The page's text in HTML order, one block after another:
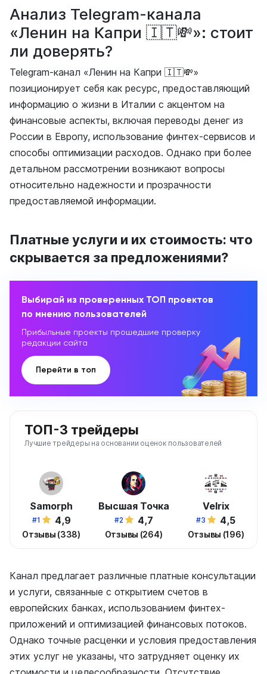
Анализ Telegram-канала
«Ленин на Капри 🇮🇹💸»: стоит
ли доверять?
Telegram-канал «Ленин на Капри 🇮🇹💸»
позиционирует себя как ресурс, предоставляющий
информацию о жизни в Италии с акцентом на
финансовые аспекты, включая переводы денег из
России в Европу, использование финтех-сервисов и
способы оптимизации расходов. Однако при более
детальном рассмотрении возникают вопросы
относительно надежности и прозрачности
предоставляемой информации.
Платные услуги и их стоимость: что
скрывается за предложениями?
Выбирай из проверенных ТОП проектов
по мнению пользователей
Прибыльные проекты прошедшие проверку
редакции сайта
Перейти в топ
ТОП-3 трейдеры
Лучшие трейдеры на основании оценок пользователей
Samorph
#1 4,9
Отзывы (338)
Высшая Точка
#2 4,7
Отзывы (264)
Velrix
#3 4,5
Отзывы (196)
Канал предлагает различные платные консультации
и услуги, связанные с открытием счетов в
европейских банках, использованием финтех-
приложений и оптимизацией финансовых потоков.
Однако точные расценки и условия предоставления
этих услуг не указаны, что затрудняет оценку их